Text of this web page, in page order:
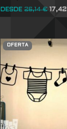
DESDE 26,14€ 17,42
OFERTA